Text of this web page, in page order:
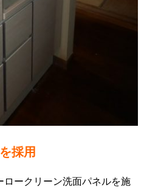
採用
ークリーン洗面パネルを施